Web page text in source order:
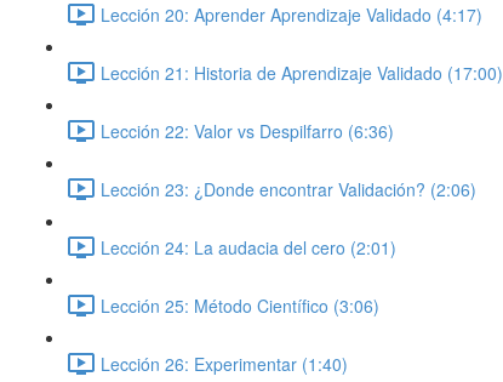
Lección 20: Aprender Aprendizaje Validado (4:17)
Lección 21: Historia de Aprendizaje Validado (17:00)
Lección 22: Valor vs Despilfarro (6:36)
Lección 23: ¿Donde encontrar Validación? (2:06)
Lección 24: La audacia del cero (2:01)
Lección 25: Método Científico (3:06)
Lección 26: Experimentar (1:40)